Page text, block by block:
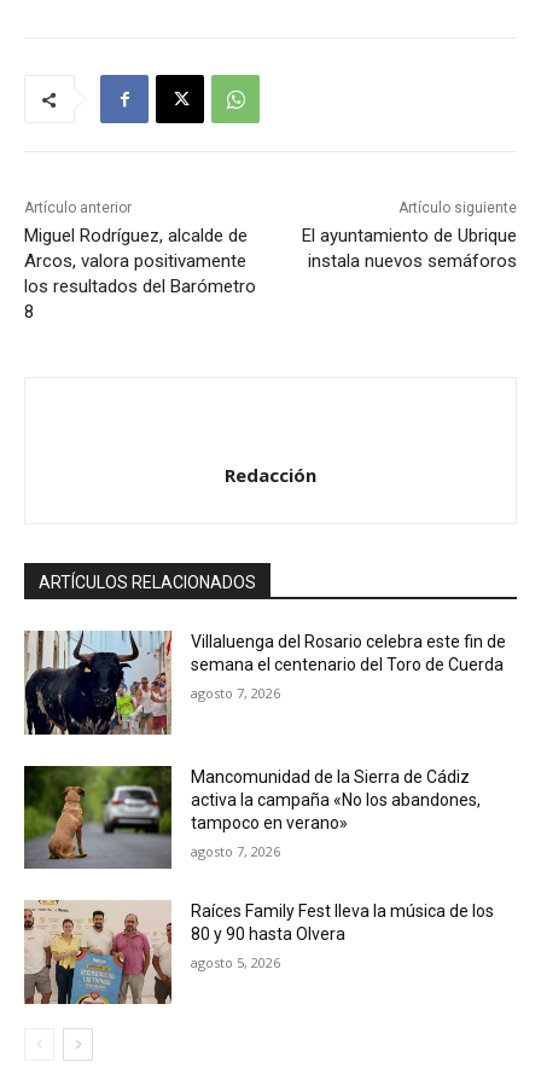
Artículo anterior
Miguel Rodríguez, alcalde de
Arcos, valora positivamente
los resultados del Barómetro
8
Artículo siguiente
El ayuntamiento de Ubrique
instala nuevos semáforos
Redacción
ARTÍCULOS RELACIONADOS
Villaluenga del Rosario celebra este fin de
semana el centenario del Toro de Cuerda
agosto 7, 2026
Mancomunidad de la Sierra de Cádiz
activa la campaña «No los abandones,
tampoco en verano»
agosto 7, 2026
Raíces Family Fest lleva la música de los
80 y 90 hasta Olvera
agosto 5, 2026